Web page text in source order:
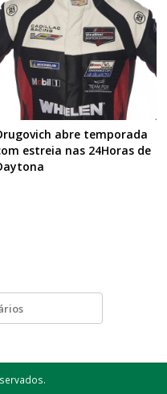
abre temporada
estreia nas 24Horas de